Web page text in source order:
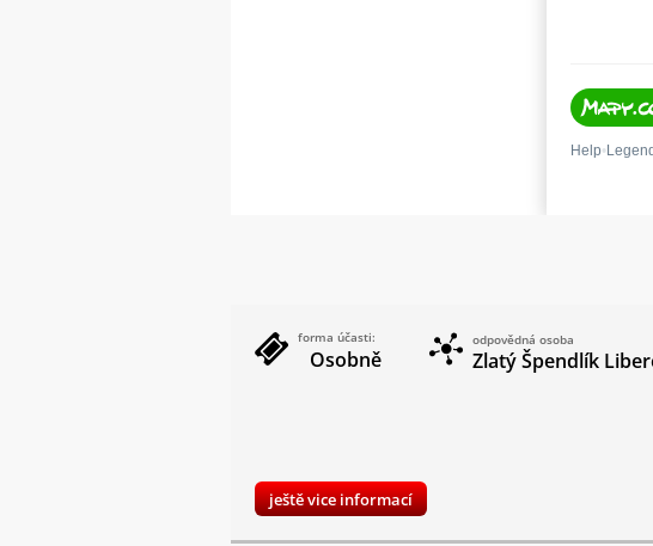
forma účasti:
Osobně
odpovědná osoba
Zlatý Špendlík
ještě vice informací